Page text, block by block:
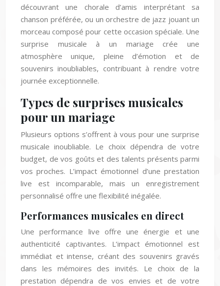
découvrant une chorale d’amis interprétant sa
chanson préférée, ou un orchestre de jazz jouant un
morceau composé pour cette occasion spéciale. Une
surprise musicale à un mariage crée une
atmosphère unique, pleine d’émotion et de
souvenirs inoubliables, contribuant à rendre votre
journée exceptionnelle.
Types de surprises musicales
pour un mariage
Plusieurs options s’offrent à vous pour une surprise
musicale inoubliable. Le choix dépendra de votre
budget, de vos goûts et des talents présents parmi
vos proches. L’impact émotionnel d’une prestation
live est incomparable, mais un enregistrement
personnalisé offre une flexibilité inégalée.
Performances musicales en direct
Une performance live offre une énergie et une
authenticité captivantes. L’impact émotionnel est
immédiat et intense, créant des souvenirs gravés
dans les mémoires des invités. Le choix de la
prestation dépendra de vos envies et de votre